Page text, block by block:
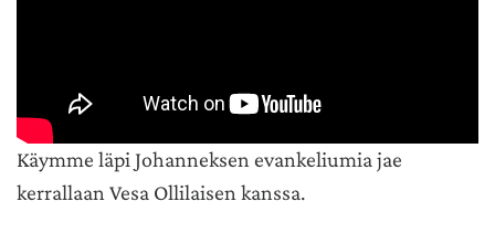
Käymme läpi Johanneksen evankeliumia jae
kerrallaan Vesa Ollilaisen kanssa.